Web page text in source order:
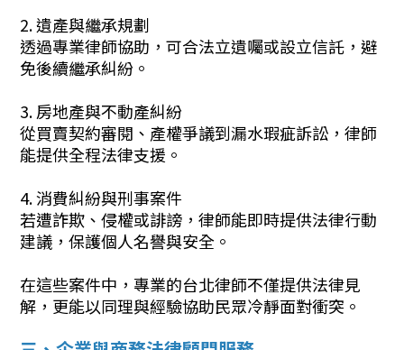
2. 遺產與繼承規劃
透過專業律師協助，可合法立遺囑或設立信託，避
免後續繼承糾紛。
3. 房地產與不動產糾紛
從買賣契約審閱、產權爭議到漏水瑕疵訴訟，律師
能提供全程法律支援。
4. 消費糾紛與刑事案件
若遭詐欺、侵權或誹謗，律師能即時提供法律行動
建議，保護個人名譽與安全。
在這些案件中，專業的台北律師不僅提供法律見
解，更能以同理與經驗協助民眾冷靜面對衝突。